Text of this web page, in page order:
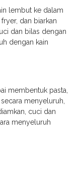
lembut ke dalam
dan biarkan
dan bilas dengan
dengan kain
membentuk pasta,
menyeluruh,
cuci dan
menyeluruh